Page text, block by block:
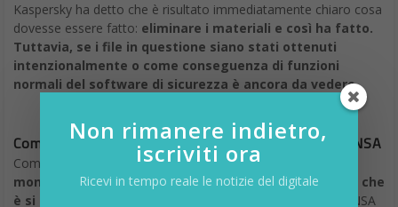
Kaspersky ha detto che è risultato immediatamente chiaro cosa
dovesse essere fatto: eliminare i materiali e così ha fatto.
Tuttavia, se i file in questione siano stati ottenuti
intenzionalmente o come conseguenza di funzioni
normali del software di sicurezza è ancora da vedere.
Come sono arrivati a Kaspersky i file segreti dell’ NSA
Come sostenuto da Kaspersky, la società stava già
monitorando un gruppo di hacker chiamato Equation, che
è si è rivelato essere parte della NSA
. Il fornitore della NSA
Non rimanere indietro,
iscriviti ora
Ricevi in tempo reale le notizie del digitale